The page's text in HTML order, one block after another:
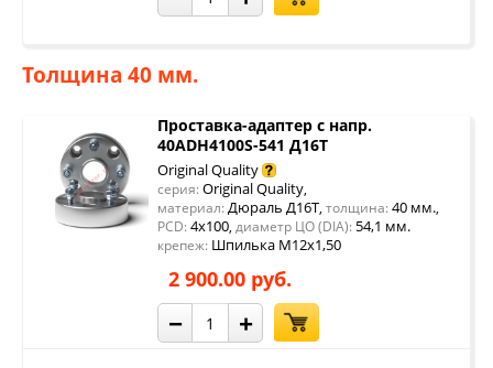
Толщина 40 мм.
Проставка-адаптер с напр.
40ADH4100S-541 Д16Т
Original Quality
серия: Original Quality,
материал: Дюраль Д16Т, толщина: 40 мм.,
PCD: 4x100, диаметр ЦО (DIA): 54,1 мм.
крепеж: Шпилька М12х1,50
2 900.00 руб.
− +